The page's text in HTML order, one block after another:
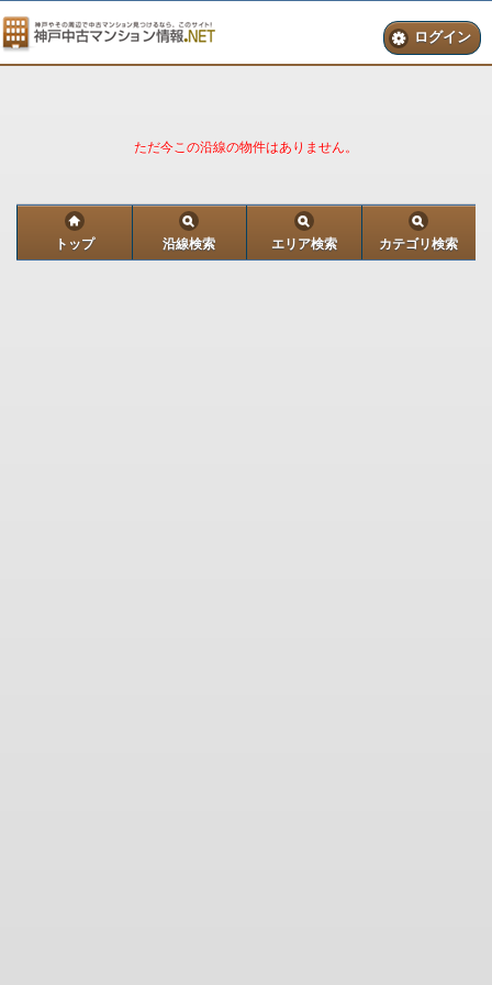
ログイン
ただ今この沿線の物件はありません。
トップ 沿線検索 エリア検索 カテゴリ検索